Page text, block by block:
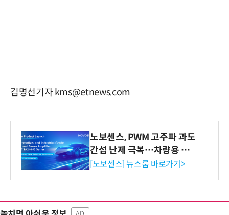
김명선기자 kms@etnews.com
노보센스, PWM 고주파 과도
간섭 난제 극복…차량용 전
류 감지 증폭기
[노보센스] 뉴스룸 바로가기>